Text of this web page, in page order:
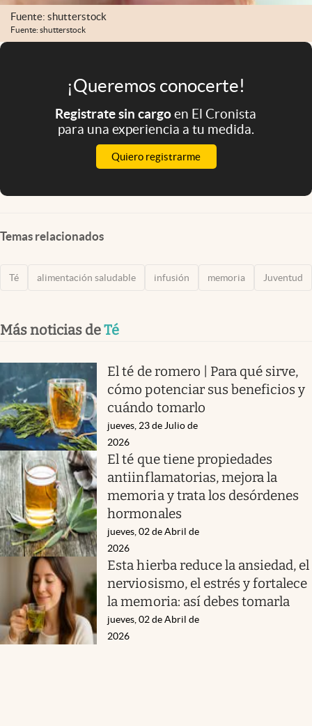
Fuente: shutterstock
Fuente: shutterstock
¡Queremos conocerte!
Registrate sin cargoen El Cronista
para una experiencia a tu medida.
Quiero registrarme
Temas relacionados
Té alimentación saludable infusión memoria Juventud
Más noticias deTé
El té de romero | Para qué sirve,
cómo potenciar sus beneficios y
cuándo tomarlo
jueves, 23 de Julio de
2026
El té que tiene propiedades
antiinflamatorias, mejora la
memoria y trata los desórdenes
hormonales
jueves, 02 de Abril de
2026
Esta hierba reduce la ansiedad, el
nerviosismo, el estrés y fortalece
la memoria: así debes tomarla
jueves, 02 de Abril de
2026